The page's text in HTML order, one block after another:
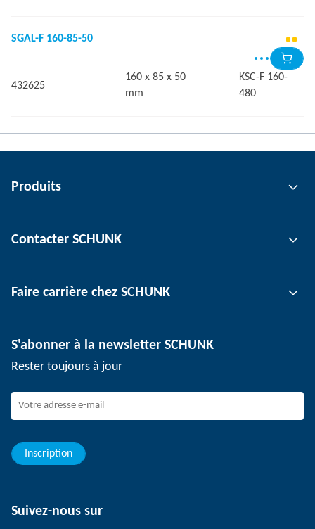
SGAL-F 160-85-50
432625
160 x 85 x 50
mm
KSC-F 160-
480
Produits
Technologie d'automatisation
Technologie de serrage de pièce
Contacter SCHUNK
Sites
Événements
Dispositif de signalement SCHUNK
Faire carrière chez SCHUNK
Travailler chez SCHUNK
Jeunes professionnels
Elèves
S'abonner à la newsletter SCHUNK
Rester toujours à jour
Inscription
Suivez-nous sur